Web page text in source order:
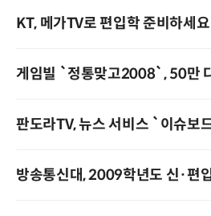
KT, 메가TV로 편입학 준비하세요
게임빌 `정통맞고2008`, 50만
판도라TV, 뉴스 서비스 `이슈보
방송통신대, 2009학년도 신·편